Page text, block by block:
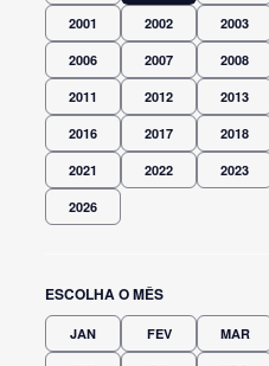
2001 2002 2003
2006 2007 2008
2011 2012 2013
2016 2017 2018
2021 2022 2023
2026
ESCOLHA O MÊS
JAN FEV MAR